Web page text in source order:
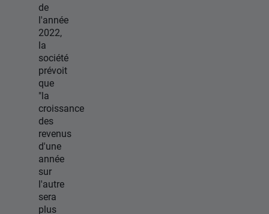
de
l'année
2022,
la
société
prévoit
que
"la
croissance
des
revenus
d'une
année
sur
l'autre
sera
plus